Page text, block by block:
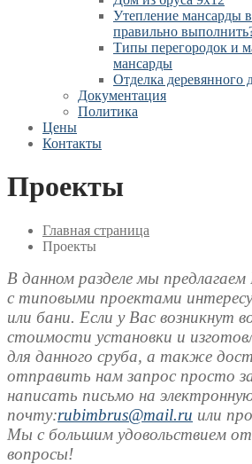
Утепление мансарды
правильно
Типы перегородок и
мансарды
Отделка деревянного
Документация
Политика
Цены
Контакты
Проекты
Главная страница
Проекты
В данном разделе мы
с типовыми проектами
или бани. Если у Вас возникнут
стоимости установки и
для данного сруба, а также
отправить нам запрос просто
написать письмо на
почту:rubimbrus@mail.ru или
Мы с большим удовольствием
вопросы!